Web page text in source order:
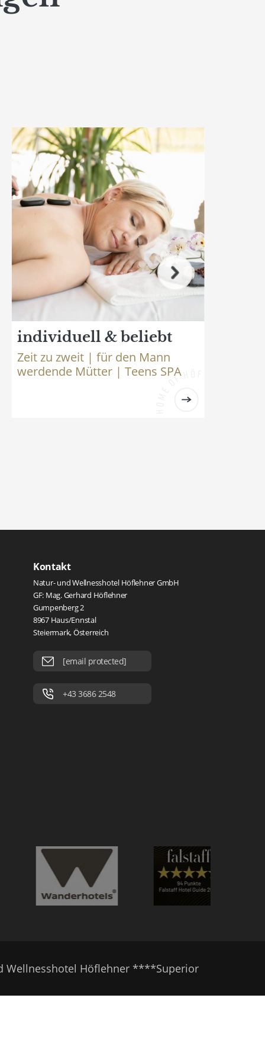
individuell & beliebt
Zeit zu zweit | für den Mann
werdende Mütter | Teens SPA
Kontakt
Natur- und Wellnesshotel Höflehner GmbH
GF: Mag. Gerhard Höflehner
Gumpenberg 2
8967 Haus/Ennstal
Steiermark, Österreich
[email protected]
+43 3686 2548
Wellnesshotel Höflehner ****Superior